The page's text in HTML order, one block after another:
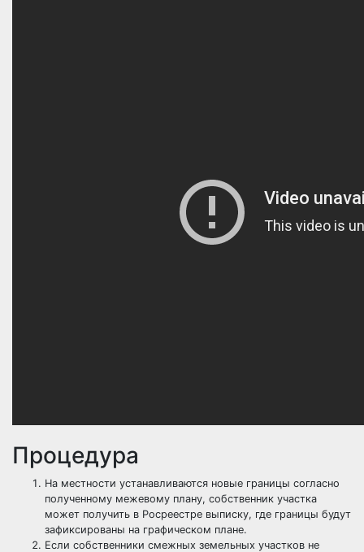
Процедура
На местности устанавливаются новые границы согласно
полученному межевому плану, собственник участка
может получить в Росреестре выписку, где границы будут
зафиксированы на графическом плане.
Если собственники смежных земельных участков не